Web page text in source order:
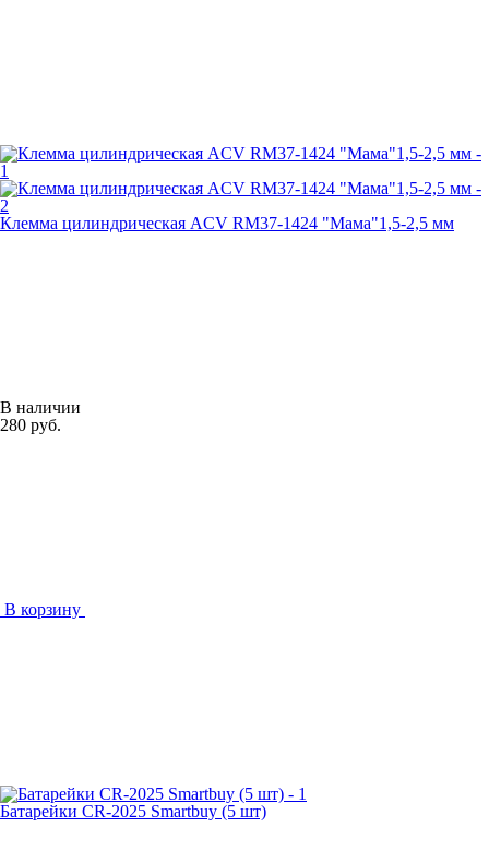
Клемма цилиндрическая ACV RM37-1424 "Мама"1,5-2,5 мм
В наличии
280 руб.
В корзину
Батарейки CR-2025 Smartbuy (5 шт)